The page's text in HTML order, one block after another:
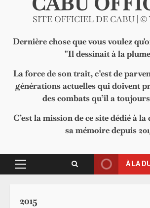
SITE OFFICIEL DE CABU | ©
Dernière chose que vous voulez
"Il dessinait à la
La force de son trait, c’est de
générations actuelles qui doivent
des combats qu’il a
C’est la mission de ce site dédié à
sa mémoire depuis
Primary
À LA
2015